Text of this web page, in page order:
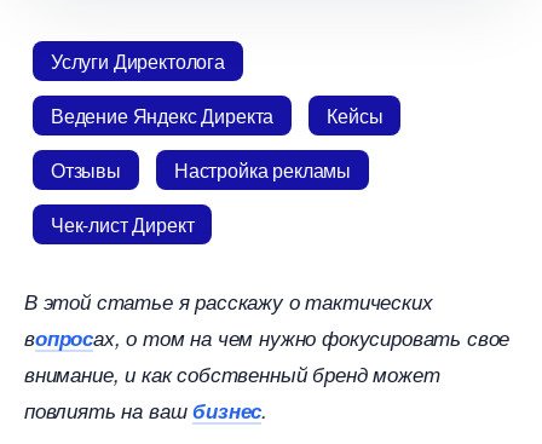
Услуги Директолога
едение Яндекс Директа
Кейсы
Отзывы
Настройка рекламы
Чек-лист Директ
этой статье я расскажу о тактических
опросах, о том на чем нужно фокусировать свое
нимание, и как собственный бренд может
повлиять на вашизнес.